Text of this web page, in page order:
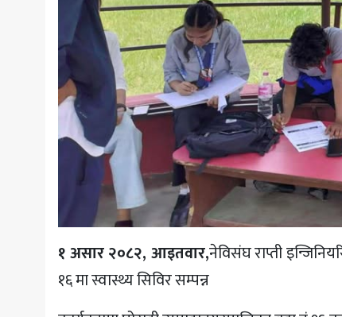
१ असार २०८२, आइतवार,नेविसंघ राप्ती
१६ मा स्वास्थ्य सिविर सम्पन्न